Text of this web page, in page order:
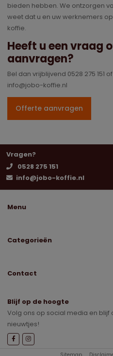
bieden hebben. We ontzorgen
weet dat u en uw werknemers
koffie.
Heeft u een vraag
aanvragen?
Bel dan vrijblijvend 0528 275 151
info@jobo-koffie.nl
Offerte aanvragen
Vragen?
0528 275 151
info@jobo-koffie.nl
Menu
Categorieën
Contact
Blijf op de hoogte
Volg ons op social media en
nieuwtjes!